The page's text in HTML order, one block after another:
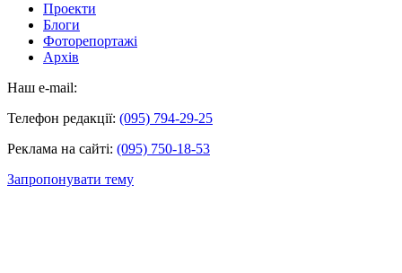
Проекти
Блоги
Фоторепортажі
Архів
Наш e-mail:
Телефон редакції: (095) 794-29-25
Реклама на сайті: (095) 750-18-53
Запропонувати тему